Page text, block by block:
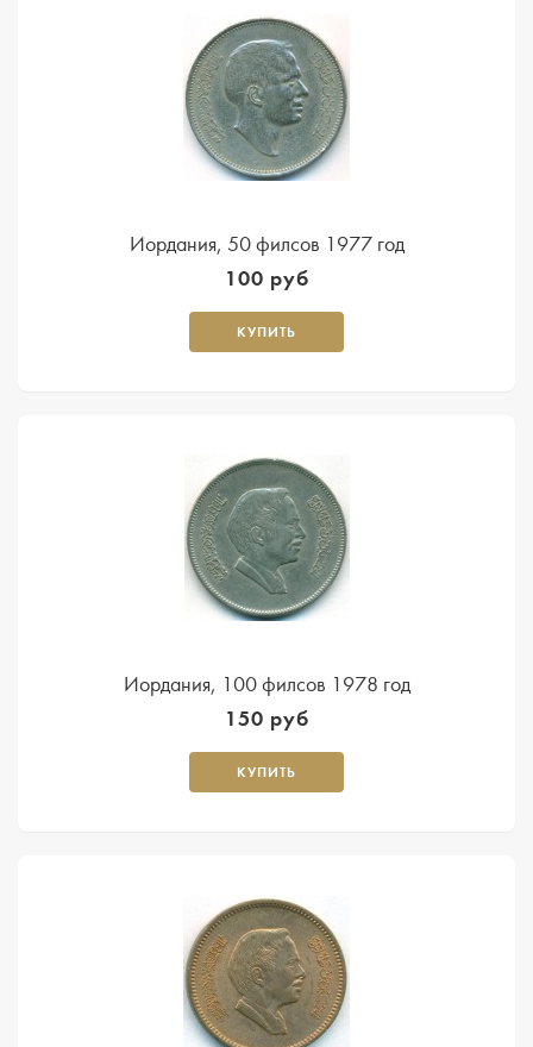
Иордания, 50 филсов 1977 год
100 руб
КУПИТЬ
Иордания, 100 филсов 1978 год
150 руб
КУПИТЬ